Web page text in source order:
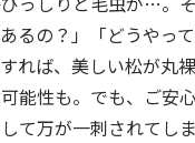
るの？」「どうやっ
れば、美しい松が丸
能性も。でも、ご安
て万が一刺されてし